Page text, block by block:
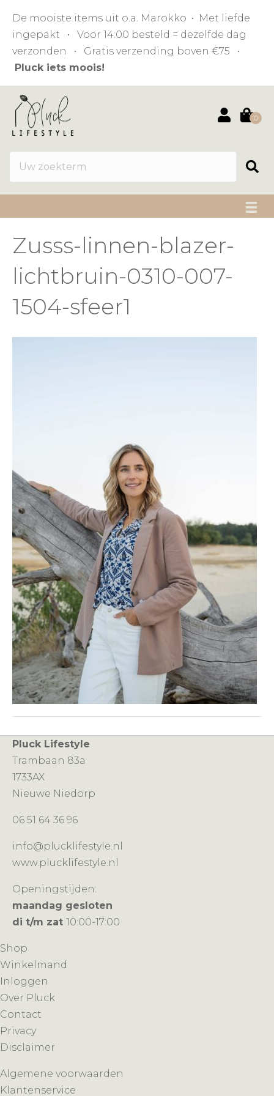
De mooiste items uit o.a. Marokko • Met liefde
ingepakt • Voor 14:00 besteld = dezelfde dag
verzonden • Gratis verzending boven €75 •
Pluck iets moois!
0
Zusss-linnen-blazer-
lichtbruin-0310-007-
1504-sfeer1
Pluck Lifestyle
Trambaan 83a
1733AX
Nieuwe Niedorp
06 51 64 36 96
info@plucklifestyle.nl
www.plucklifestyle.nl
Openingstijden:
maandag gesloten
di t/m zat 10:00-17:00
Shop
Winkelmand
Inloggen
Over Pluck
Contact
Privacy
Disclaimer
Algemene voorwaarden
Klantenservice